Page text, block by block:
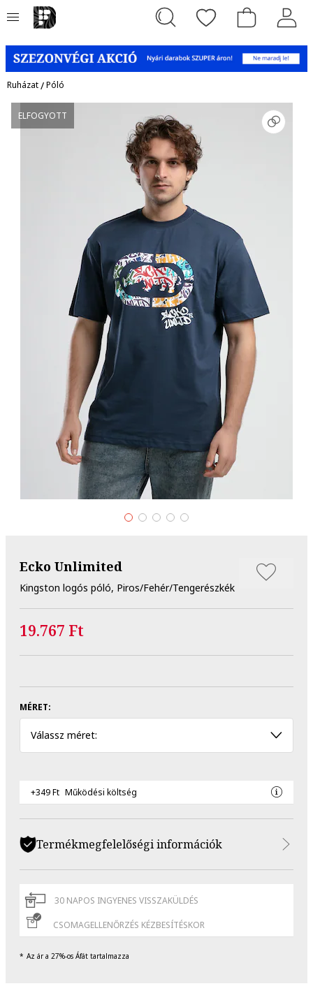
Ruházat/Póló
ELFOGYOTT
Ecko Unlimited
Kingston logós póló, Piros/Fehér/Tengerészkék
19.767 Ft
MÉRET:
Válassz méret:
+349 Ft Működési költség
Termékmegfelelőségi információk
30 NAPOS INGYENES VISSZAKÜLDÉS
CSOMAGELLENŐRZÉS KÉZBESÍTÉSKOR
Az ár a 27%-os Áfát tartalmazza